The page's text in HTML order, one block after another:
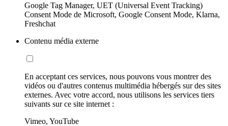
Google Tag Manager, UET (Universal Event Tracking)
Consent Mode de Microsoft, Google Consent Mode, Klarna,
Freshchat
Contenu média externe
En acceptant ces services, nous pouvons vous montrer des
vidéos ou d'autres contenus multimédia hébergés sur des sites
externes. Avec votre accord, nous utilisons les services tiers
suivants sur ce site internet :
Vimeo, YouTube